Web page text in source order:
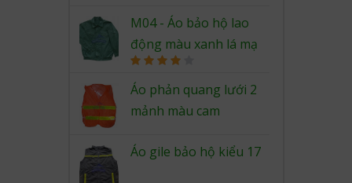
4.00out
M04 - Áo bảo hộ lao
động màu xanh lá mạ
4.00out
of 5
Áo phản quang lưới 2
mảnh màu cam
Áo gile bảo hộ kiểu 17